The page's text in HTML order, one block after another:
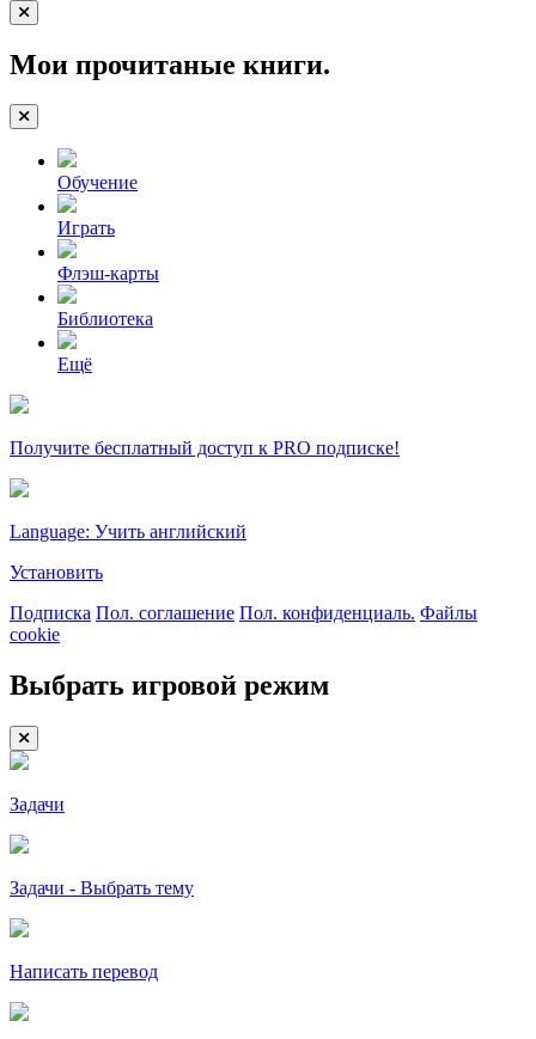
Мои прочитаные книги.
Обучение
Играть
Флэш-карты
Библиотека
Ещё
Получите бесплатный доступ к PRO подписке!
Language: Учить английский
Установить
Подписка Пол. соглашение Пол. конфиденциаль. Файлы
cookie
Выбрать игровой режим
Задачи
Задачи - Выбрать тему
Написать перевод